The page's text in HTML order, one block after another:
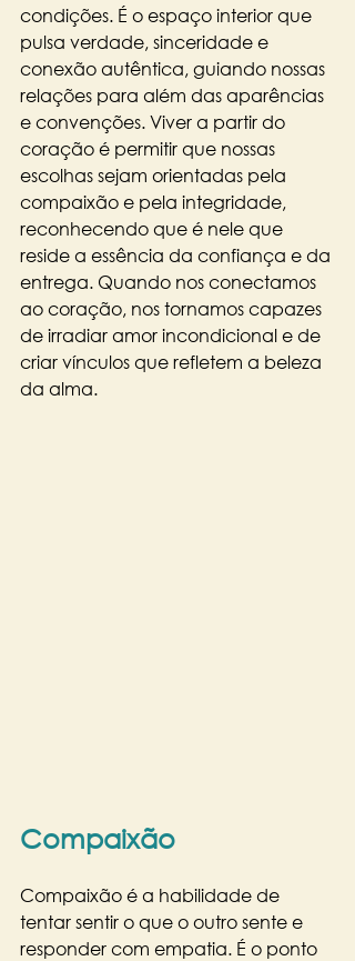
condições. É o espaço interior que
pulsa verdade, sinceridade e
conexão autêntica, guiando nossas
relações para além das aparências
e convenções. Viver a partir do
coração é permitir que nossas
escolhas sejam orientadas pela
compaixão e pela integridade,
reconhecendo que é nele que
reside a essência da confiança e da
entrega. Quando nos conectamos
ao coração, nos tornamos capazes
de irradiar amor incondicional e de
criar vínculos que refletem a beleza
da alma.
Compaixão
Compaixão é a habilidade de
tentar sentir o que o outro sente e
responder com empatia. É o ponto